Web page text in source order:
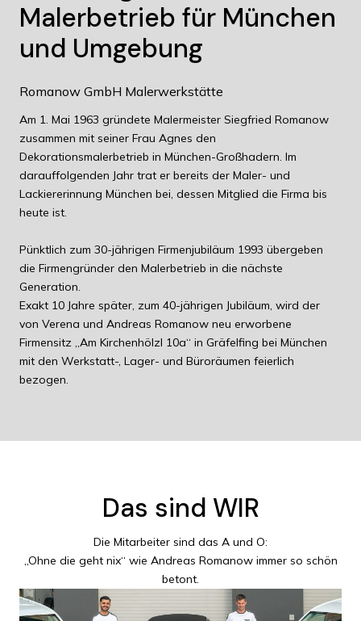
Malerbetrieb für München
und Umgebung
Romanow GmbH Malerwerkstätte
Am 1. Mai 1963 gründete Malermeister Siegfried Romanow
zusammen mit seiner Frau Agnes den
Dekorationsmalerbetrieb in München-Großhadern. Im
darauffolgenden Jahr trat er bereits der Maler- und
Lackiererinnung München bei, dessen Mitglied die Firma bis
heute ist.
Pünktlich zum 30-jährigen Firmenjubiläum 1993 übergeben
die Firmengründer den Malerbetrieb in die nächste
Generation.
Exakt 10 Jahre später, zum 40-jährigen Jubiläum, wird der
von Verena und Andreas Romanow neu erworbene
Firmensitz „Am Kirchenhölzl 10a“ in Gräfelfing bei München
mit den Werkstatt-, Lager- und Büroräumen feierlich
bezogen.
Das sind WIR
Die Mitarbeiter sind das A und O:
„Ohne die geht nix“ wie Andreas Romanow immer so schön
betont.